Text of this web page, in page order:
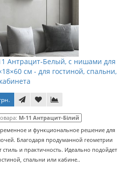
Антрацит-Белый, с нишами для
см - для гостиной, спальни,
кабинета
M-11 Антрацит-Білий
и функциональное решение для
Благодаря продуманной геометрии
и практичность. Идеально подойдет
спальни или кабине..